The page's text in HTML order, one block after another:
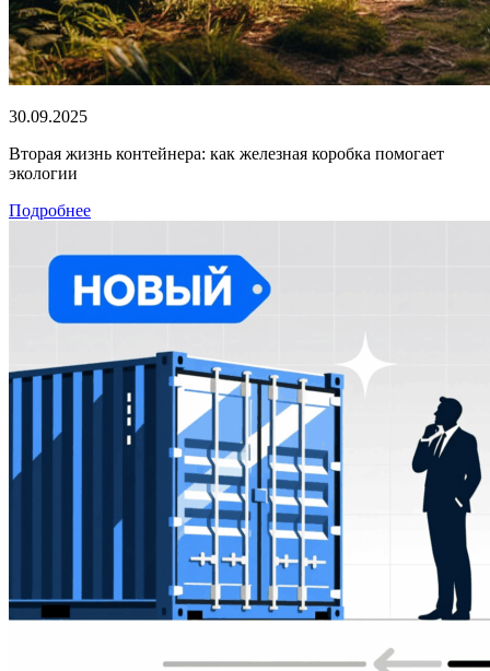
30.09.2025
Вторая жизнь контейнера: как железная коробка помогает
экологии
Подробнее